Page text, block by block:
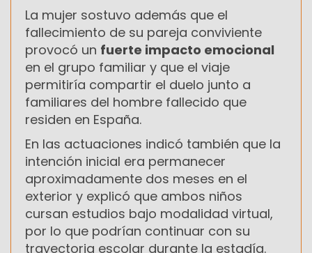
La mujer sostuvo además que el
fallecimiento de su pareja conviviente
provocó un fuerte impacto emocional
en el grupo familiar y que el viaje
permitiría compartir el duelo junto a
familiares del hombre fallecido que
residen en España.
En las actuaciones indicó también que la
intención inicial era permanecer
aproximadamente dos meses en el
exterior y explicó que ambos niños
cursan estudios bajo modalidad virtual,
por lo que podrían continuar con su
trayectoria escolar durante la estadía.